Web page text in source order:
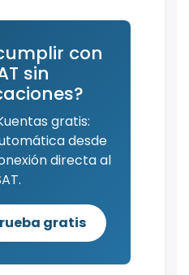
con
sin
gratis:
desde
directa al
gratis